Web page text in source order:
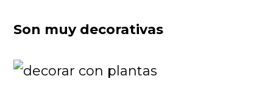
Son muy decorativas